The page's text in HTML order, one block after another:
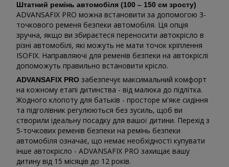
Штатний ремінь автомобіля (100 – 150 см зросту)
ADVANSAFIX PRO можна встановити за допомогою 3-
точкового ременя безпеки автомобіля. Ця опція
зручна, якщо ви збираєтеся переносити автокрісло в
різні автомобілі, які можуть не мати точок кріплення
ISOFIX. Направляючі для ременів безпеки на автокріслі
допоможуть правильно встановити крісло.
ADVANSAFIX PRO забезпечує максимальний комфорт
на кожному етапі дитинства - від малюка до підлітка.
Жодного клопоту для батьків - просторе м'яке сидіння
та підголівник регулюються без зусиль, щоб ви
створили ідеальну посадку для вашої дитини. Перехід з
5-точкових ременів безпеки на ремінь безпеки
автомобіля означає, що немає необхідності купувати
інше автокрісло - ADVANSAFIX PRO захищає вашу
дитину від 15 місяців до 12 років.